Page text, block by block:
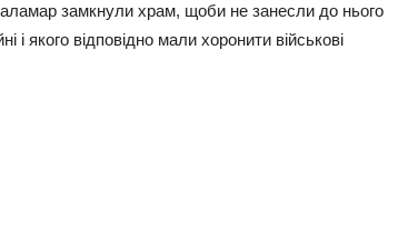
замкнули храм, щоби не занесли до нього
і якого відповідно мали хоронити військові